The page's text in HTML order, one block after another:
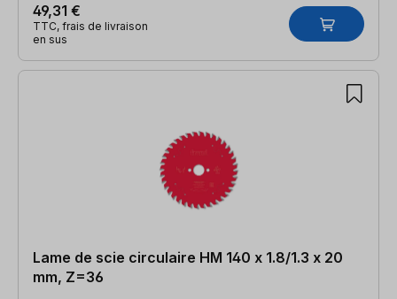
49,31 €
TTC, frais de livraison
en sus
Lame de scie circulaire HM 140 x 1.8/1.3 x 20
mm, Z=36